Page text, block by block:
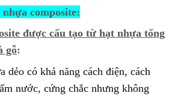
composite:
được cấu tạo từ hạt nhựa tổng
gỗ:
dẻo có khả năng cách điện, cách
nước, cứng chắc nhưng không